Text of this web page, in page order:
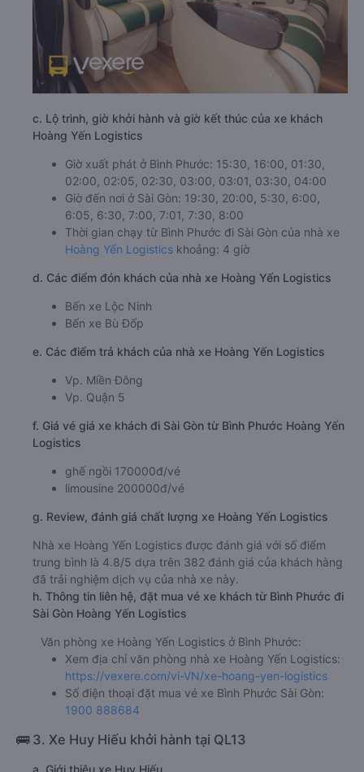
c. Lộ trình, giờ khởi hành và giờ kết thúc của xe khách
Hoàng Yến Logistics
Giờ xuất phát ở Bình Phước: 15:30, 16:00, 01:30,
02:00, 02:05, 02:30, 03:00, 03:01, 03:30, 04:00
Giờ đến nơi ở Sài Gòn: 19:30, 20:00, 5:30, 6:00,
6:05, 6:30, 7:00, 7:01, 7:30, 8:00
Thời gian chạy từ Bình Phước đi Sài Gòn của nhà xe
Hoàng Yến Logistics khoảng: 4 giờ
d. Các điểm đón khách của nhà xe Hoàng Yến Logistics
Bến xe Lộc Ninh
Bến xe Bù Đốp
e. Các điểm trả khách của nhà xe Hoàng Yến Logistics
Vp. Miền Đông
Vp. Quận 5
f. Giá vé giá xe khách đi Sài Gòn từ Bình Phước Hoàng Yến
Logistics
ghế ngồi 170000đ/vé
limousine 200000đ/vé
g. Review, đánh giá chất lượng xe Hoàng Yến Logistics
Nhà xe Hoàng Yến Logistics được đánh giá với số điểm
trung bình là 4.8/5 dựa trên 382 đánh giá của khách hàng
đã trải nghiệm dịch vụ của nhà xe này.
h. Thông tin liên hệ, đặt mua vé xe khách từ Bình Phước đi
Sài Gòn Hoàng Yến Logistics
Văn phòng xe Hoàng Yến Logistics ở Bình Phước:
Xem địa chỉ văn phòng nhà xe Hoàng Yến Logistics:
https://vexere.com/vi-VN/xe-hoang-yen-logistics
Số điện thoại đặt mua vé xe Bình Phước Sài Gòn:
1900 888684
🚌 3. Xe Huy Hiếu khởi hành tại QL13
a. Giới thiệu xe Huy Hiếu